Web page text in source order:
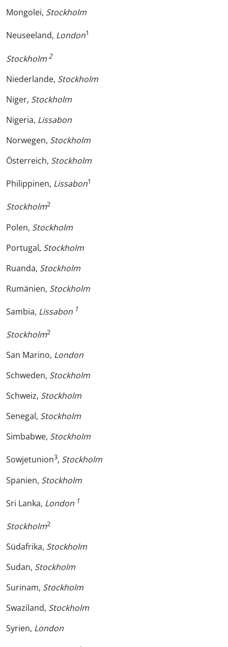
Mongolei, Stockholm
Neuseeland, London1
Stockholm2
Niederlande, Stockholm
Niger, Stockholm
Nigeria, Lissabon
Norwegen, Stockholm
Österreich, Stockholm
Philippinen, Lissabon1
Stockholm2
Polen, Stockholm
Portugal, Stockholm
Ruanda, Stockholm
Rumänien, Stockholm
Sambia, Lissabon 1
Stockholm2
San Marino, London
Schweden, Stockholm
Schweiz, Stockholm
Senegal, Stockholm
Simbabwe, Stockholm
Sowjetunion3, Stockholm
Spanien, Stockholm
Sri Lanka, London 1
Stockholm2
Südafrika, Stockholm
Sudan, Stockholm
Surinam, Stockholm
Swaziland, Stockholm
Syrien, London